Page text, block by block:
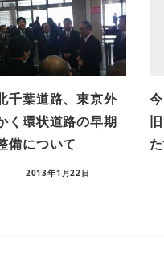
千葉道路、東京外
く環状道路の早期
備について
2013年1月22日